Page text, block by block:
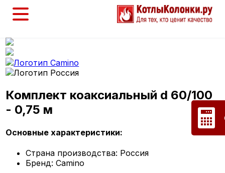
Комплект коаксиальный d 60/100
- 0,75 м
Основные характеристики:
Страна производства: Россия
Бренд: Camino